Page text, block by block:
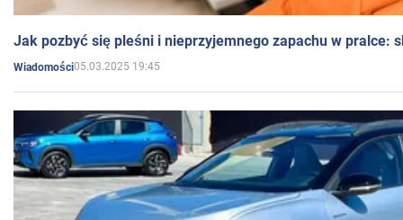
Jak pozbyć się pleśni i nieprzyjemnego zapachu w pralce:
Wiadomości05.03.2025 19:45